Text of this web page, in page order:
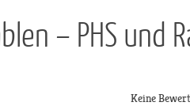
– PHS und
Keine